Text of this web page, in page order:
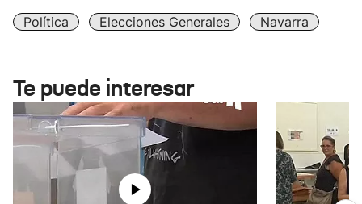
Política Elecciones Generales Navarra
Te puede interesar